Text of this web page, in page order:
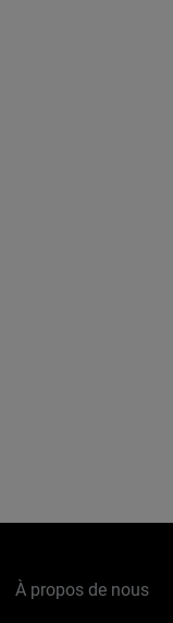
À propos de nous